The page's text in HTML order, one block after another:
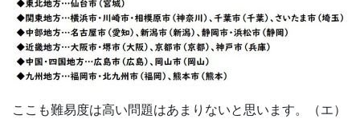
ここも難易度は高い問題はあまりないと思います。（エ）